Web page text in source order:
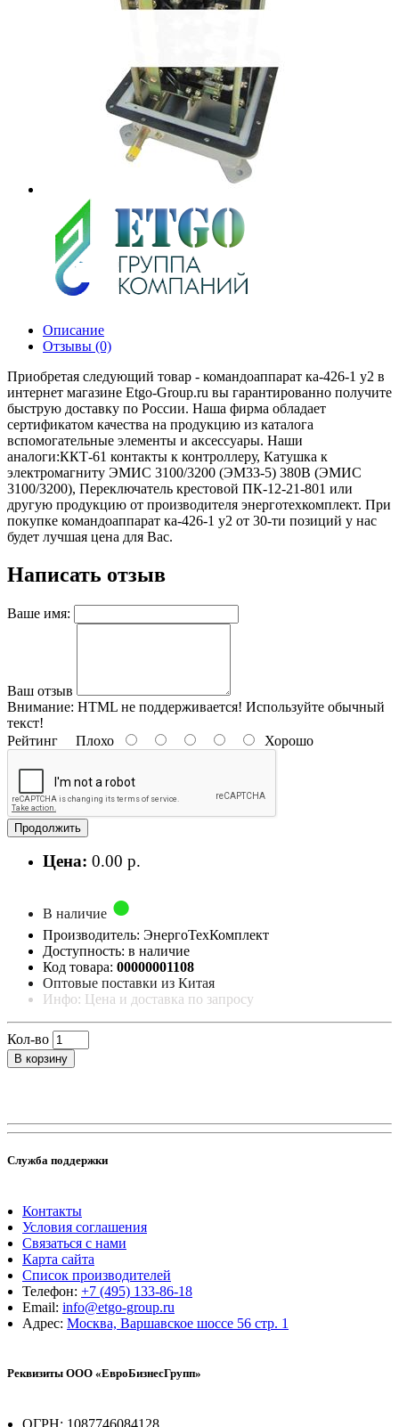
Описание
Отзывы (0)
Приобретая следующий товар - командоаппарат ка-426-1 у2 в
интернет магазине Etgo-Group.ru вы гарантированно получите
быструю доставку по России. Наша фирма обладает
сертификатом качества на продукцию из каталога
вспомогательные элементы и аксессуары. Наши
аналоги:ККТ-61 контакты к контроллеру, Катушка к
электромагниту ЭМИС 3100/3200 (ЭМ33-5) 380В (ЭМИС
3100/3200), Переключатель крестовой ПК-12-21-801 или
другую продукцию от производителя энерготехкомплект. При
покупке командоаппарат ка-426-1 у2 от 30-ти позиций у нас
будет лучшая цена для Вас.
Написать отзыв
Ваше имя:
Ваш отзыв
Внимание: HTML не поддерживается! Используйте обычный
текст!
Рейтинг Плохо Хорошо
Продолжить
Цена: 0.00 р.
В наличие
Производитель: ЭнергоТехКомплект
Доступность: в наличие
Код товара: 00000001108
Оптовые поставки из Китая
Инфо: Цена и доставка по запросу
Кол-во
В корзину
Служба поддержки
Контакты
Условия соглашения
Связаться с нами
Карта сайта
Список производителей
Телефон: +7 (495) 133-86-18
Email: info@etgo-group.ru
Адрес: Москва, Варшавское шоссе 56 стр. 1
Реквизиты ООО «ЕвроБизнесГрупп»